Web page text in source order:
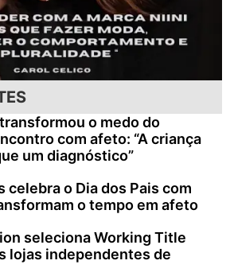
o medo do
com afeto: “A criança
um diagnóstico”
celebra o Dia dos Pais com
o tempo em afeto
seleciona Working Title
lojas independentes de